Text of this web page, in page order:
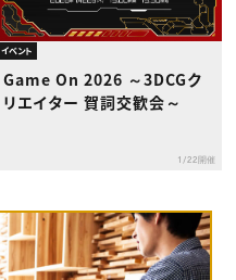
イベント
Game On 2026 ～3DCGク
リエイター 賀詞交歓会～
1/22開催